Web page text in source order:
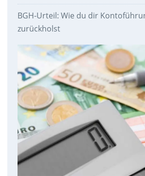
BGH-Urteil: Wie du dir
zurückholst